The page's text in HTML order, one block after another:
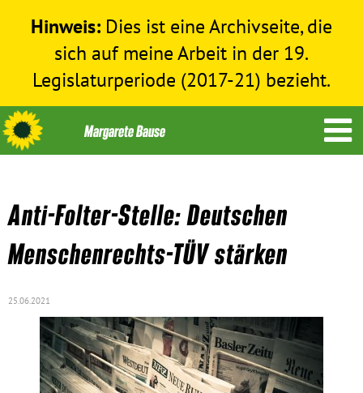
Hinweis: Dies ist eine Archivseite, die
sich auf meine Arbeit in der 19.
Legislaturperiode (2017-21) bezieht.
Themen
Menschenrechte
Bundestag 2017-2021
Anti-Folter-Stelle: Deutschen
Menschenrechts-TÜV stärken
25.06.2021